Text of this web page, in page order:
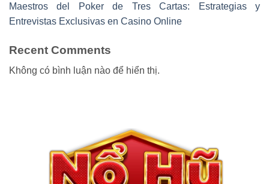
Maestros del Poker de Tres Cartas: Estrategias y
Entrevistas Exclusivas en Casino Online
Recent Comments
Không có bình luận nào để hiển thị.